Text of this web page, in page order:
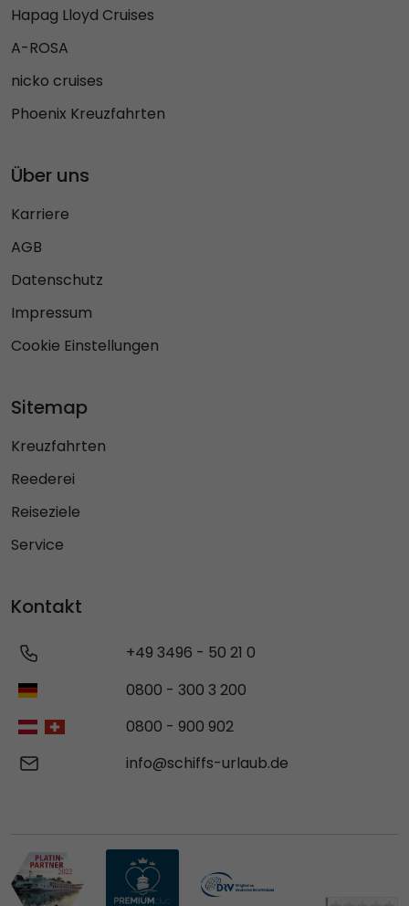
Hapag Lloyd Cruises
A-ROSA
nicko cruises
Phoenix Kreuzfahrten
Über uns
Karriere
AGB
Datenschutz
Impressum
Cookie Einstellungen
Sitemap
Kreuzfahrten
Reederei
Reiseziele
Service
Kontakt
+49 3496 - 50 21 0
0800 - 300 3 200
0800 - 900 902
info@schiffs-urlaub.de